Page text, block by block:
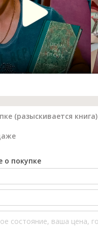
(разыскивается книга)
о покупке